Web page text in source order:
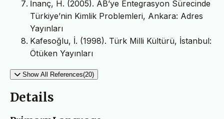
İnanç, H. (2005). AB’ye Entegrasyon Sürecinde
Türkiye’nin Kimlik Problemleri, Ankara: Adres
Yayınları
Kafesoğlu, İ. (1998). Türk Milli Kültürü, İstanbul:
Ötüken Yayınları
Show All References(20)
Details